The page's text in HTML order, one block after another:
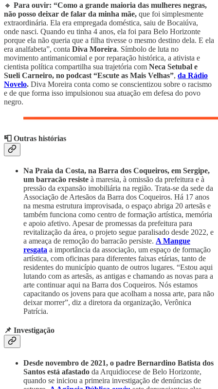
🔸 Para ouvir: “Como a grande maioria das mulheres negras,
não posso deixar de falar da minha mãe, que foi simplesmente
extraordinária. Ela era empregada doméstica, saiu de Bocaiúva,
onde nasci. Quando eu tinha 4 anos, ela foi para Belo Horizonte
porque ela não queria que a filha tivesse o mesmo destino dela. E ela
era analfabeta”, conta Diva Moreira. Símbolo de luta no
movimento antimanicomial e por reparação histórica, a ativista e
cientista política compartilha sua trajetória com Neca Setubal e
Sueli Carneiro, no podcast “Escute as Mais Velhas”, da Rádio
Novelo. Diva Moreira conta como se conscientizou sobre o racismo
e de que forma isso impulsionou sua atuação em defesa do povo
negro.
📮 Outras histórias
Na Praia da Costa, na Barra dos Coqueiros, em Sergipe,
um barracão resiste à maresia, à omissão da prefeitura e à
pressão da expansão imobiliária na região. Trata-se da sede da
Associação de Artesãos da Barra dos Coqueiros. Há 17 anos
na mesma estrutura improvisada, o espaço abriga 20 artesãs e
também funciona como centro de formação artística, memória
e apoio afetivo. Apesar de promessas da prefeitura para
revitalização da área, o projeto segue paralisado desde 2022, e
a ameaça de remoção do barracão persiste. A Mangue
resgata a importância da associação, um espaço de formação
artística, com oficinas para diferentes faixas etárias, tanto de
residentes do município quanto de outros lugares. “Estou aqui
lutando com as artesãs, as antigas e chamando as novas para a
arte continuar aqui na Barra dos Coqueiros. Nós estamos
capacitando os jovens para que acolham a nossa arte, para não
deixar morrer”, diz a diretora da organização, Verônica
Patrícia.
📌 Investigação
Desde novembro de 2021, o padre Bernardino Batista dos
Santos está afastado da Arquidiocese de Belo Horizonte,
quando se iniciou a primeira investigação de denúncias de